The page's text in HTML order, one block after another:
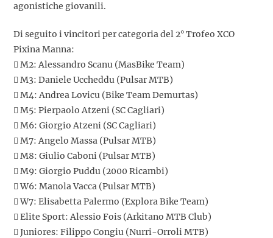
agonistiche giovanili.
Di seguito i vincitori per categoria del 2° Trofeo XCO
Pixina Manna:
 M2: Alessandro Scanu (MasBike Team)
 M3: Daniele Uccheddu (Pulsar MTB)
 M4: Andrea Lovicu (Bike Team Demurtas)
 M5: Pierpaolo Atzeni (SC Cagliari)
 M6: Giorgio Atzeni (SC Cagliari)
 M7: Angelo Massa (Pulsar MTB)
 M8: Giulio Caboni (Pulsar MTB)
 M9: Giorgio Puddu (2000 Ricambi)
 W6: Manola Vacca (Pulsar MTB)
 W7: Elisabetta Palermo (Explora Bike Team)
 Elite Sport: Alessio Fois (Arkitano MTB Club)
 Juniores: Filippo Congiu (Nurri-Orroli MTB)